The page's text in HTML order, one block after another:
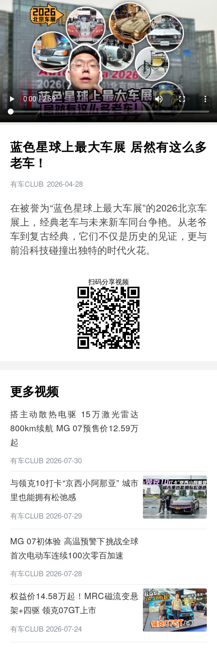
蓝色星球上最大车展 居然有这么多
老车！
有车CLUB 2026-04-28
在被誉为“蓝色星球上最大车展”的2026北京车
展上，经典老车与未来新车同台争艳。从老爷
车到复古经典，它们不仅是历史的见证，更与
前沿科技碰撞出独特的时代火花。
扫码分享视频
更多视频
搭主动散热电驱 15万激光雷达
800km续航 MG 07预售价12.59万
起
有车CLUB 2026-07-30
与领克10打卡“京西小阿那亚” 城市
里也能拥有松弛感
有车CLUB 2026-07-29
MG 07初体验 高温预警下挑战全球
首次电动车连续100次零百加速
有车CLUB 2026-07-28
权益价14.58万起！MRC磁流变悬
架+四驱 领克07GT上市
有车CLUB 2026-07-24